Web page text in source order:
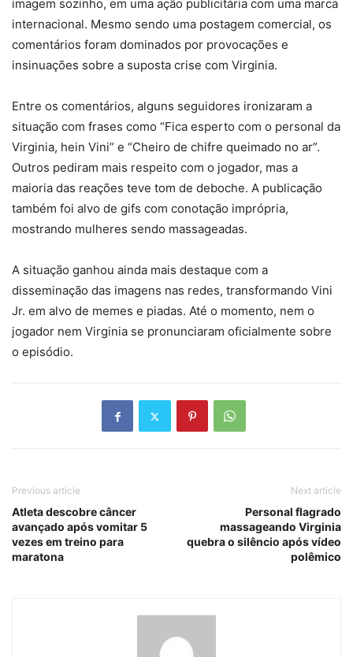
imagem sozinho, em uma ação publicitária com uma marca
internacional. Mesmo sendo uma postagem comercial, os
comentários foram dominados por provocações e
insinuações sobre a suposta crise com Virginia.
Entre os comentários, alguns seguidores ironizaram a
situação com frases como “Fica esperto com o personal da
Virginia, hein Vini” e “Cheiro de chifre queimado no ar”.
Outros pediram mais respeito com o jogador, mas a
maioria das reações teve tom de deboche. A publicação
também foi alvo de gifs com conotação imprópria,
mostrando mulheres sendo massageadas.
A situação ganhou ainda mais destaque com a
disseminação das imagens nas redes, transformando Vini
Jr. em alvo de memes e piadas. Até o momento, nem o
jogador nem Virginia se pronunciaram oficialmente sobre
o episódio.
Previous article
Atleta descobre câncer
avançado após vomitar 5
vezes em treino para
maratona
Next article
Personal flagrado
massageando Virginia
quebra o silêncio após vídeo
polêmico